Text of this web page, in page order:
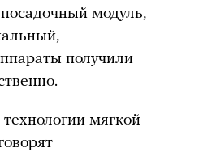
модуль,
получили
мягкой